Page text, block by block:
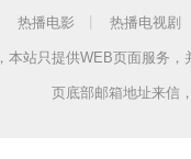
热播电影 热播电视剧
站只提供WEB页面服务
页底部邮箱地址来信